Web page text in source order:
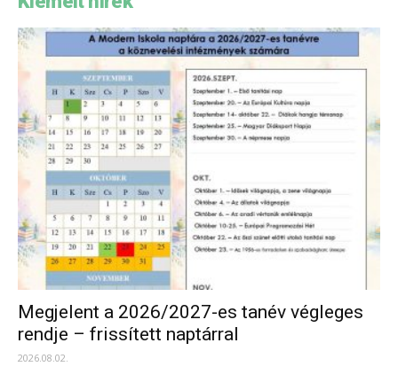
Megjelent a 2026/2027-es tanév végleges
rendje – frissített naptárral
2026.08.02.